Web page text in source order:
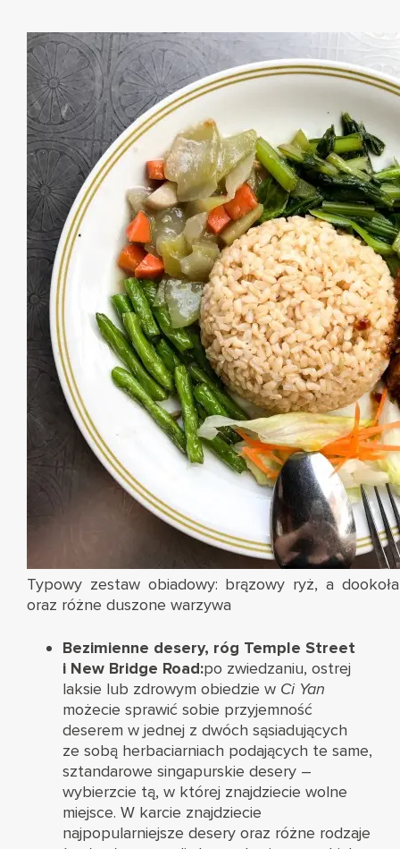
Typowy zestaw obiadowy: brązowy ryż, a
oraz różne duszone warzywa
Bezimienne desery, róg Temple Street
i New Bridge Road:po zwiedzaniu, ostrej
laksie lub zdrowym obiedzie w Ci Yan
możecie sprawić sobie przyjemność
deserem w jednej z dwóch sąsiadujących
ze sobą herbaciarniach podających te same,
sztandarowe singapurskie desery –
wybierzcie tą, w której znajdziecie wolne
miejsce. W karcie znajdziecie
najpopularniejsze desery oraz różne rodzaje